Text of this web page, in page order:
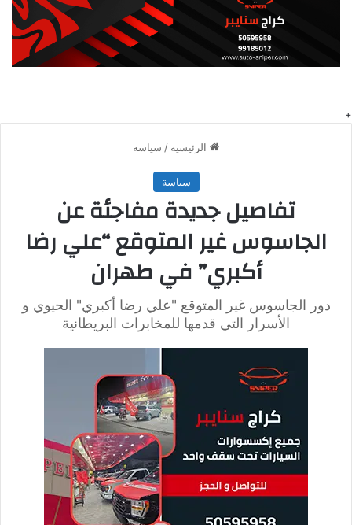
سيغادر الموقع قريباً. وأضاف أن زعيم تنظيم داعش
القرشي فجر سترته الانتحارية، عندما يأس وأدرك أن
القوات الخاصة التركية ستقبض عليه حيث، طلبت منه
سورية مسلحة مدعومة من تركيا، قامت بتطويق
المنطقة خلال مداهمة المبنى، وفق وكالة رويترز.